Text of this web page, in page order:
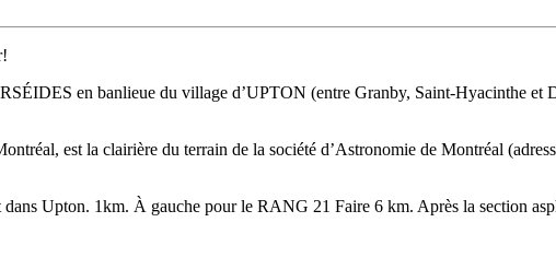
en banlieue du village d’UPTON (entre Granby, Saint-Hyacinthe et
est la clairière du terrain de la société d’Astronomie de Montréal
Upton. 1km. À gauche pour le RANG 21 Faire 6 km. Après la section